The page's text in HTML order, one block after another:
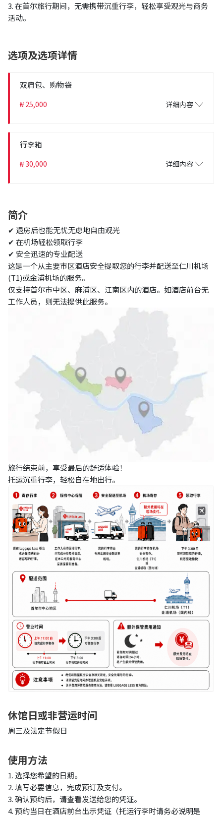
3. 在首尔旅行期间，无需携带沉重行李，轻松享受观光与商务
活动。
选项及选项详情
双肩包、购物袋
₩ 25,000 详细内容
行李箱
₩ 30,000 详细内容
简介
✔ 退房后也能无忧无虑地自由观光
✔ 在机场轻松领取行李
✔ 安全迅速的专业配送
这是一个从主要市区酒店安全提取您的行李并配送至仁川机场
(T1)或金浦机场的服务。
仅支持首尔市中区、麻浦区、江南区内的酒店。如酒店前台无
工作人员，则无法提供此服务。
旅行结束前，享受最后的舒适体验！
托运沉重行李，轻松自在地出行。
休馆日或非营运时间
周三及法定节假日
使用方法
1. 选择您希望的日期。
2. 填写必要信息，完成预订及支付。
3. 确认预约后，请查看发送给您的凭证。
4. 预约当日在酒店前台出示凭证（托运行李时请务必说明是